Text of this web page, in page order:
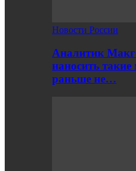
Новости России
Аналитик
наносить
раньше не…